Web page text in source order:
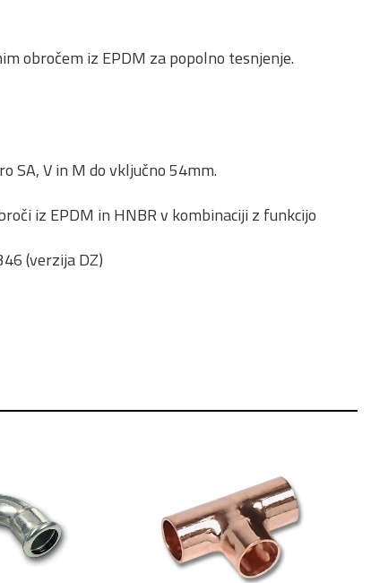
obročem iz EPDM za popolno tesnjenje.
SA, V in M do vključno 54mm.
iz EPDM in HNBR v kombinaciji z funkcijo
(verzija DZ)